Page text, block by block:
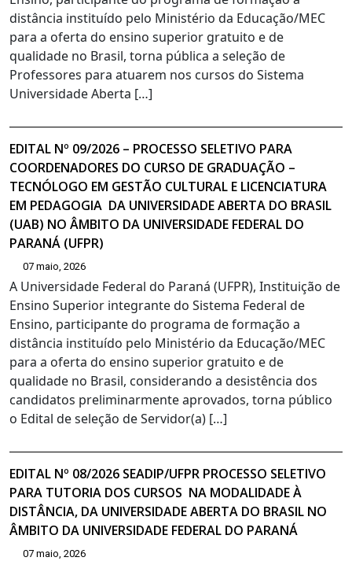
distância instituído pelo Ministério da Educação/MEC
para a oferta do ensino superior gratuito e de
qualidade no Brasil, torna pública a seleção de
Professores para atuarem nos cursos do Sistema
Universidade Aberta […]
EDITAL Nº 09/2026 – PROCESSO SELETIVO PARA
COORDENADORES DO CURSO DE GRADUAÇÃO –
TECNÓLOGO EM GESTÃO CULTURAL E LICENCIATURA
EM PEDAGOGIA DA UNIVERSIDADE ABERTA DO BRASIL
(UAB) NO ÂMBITO DA UNIVERSIDADE FEDERAL DO
PARANÁ (UFPR)
07 maio, 2026
A Universidade Federal do Paraná (UFPR), Instituição de
Ensino Superior integrante do Sistema Federal de
Ensino, participante do programa de formação a
distância instituído pelo Ministério da Educação/MEC
para a oferta do ensino superior gratuito e de
qualidade no Brasil, considerando a desistência dos
candidatos preliminarmente aprovados, torna público
o Edital de seleção de Servidor(a) […]
EDITAL Nº 08/2026 SEADIP/UFPR PROCESSO SELETIVO
PARA TUTORIA DOS CURSOS NA MODALIDADE À
DISTÂNCIA, DA UNIVERSIDADE ABERTA DO BRASIL NO
ÂMBITO DA UNIVERSIDADE FEDERAL DO PARANÁ
07 maio, 2026